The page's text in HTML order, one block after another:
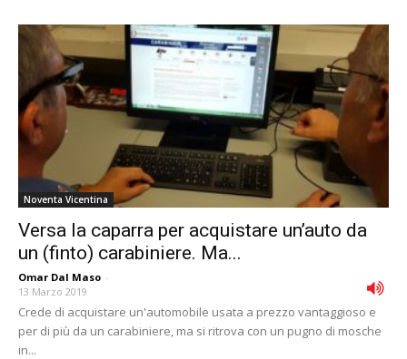
Noventa Vicentina
Versa la caparra per acquistare un’auto da
un (finto) carabiniere. Ma...
Omar Dal Maso -
13 Marzo 2019
Crede di acquistare un'automobile usata a prezzo vantaggioso e
per di più da un carabiniere, ma si ritrova con un pugno di mosche
in...